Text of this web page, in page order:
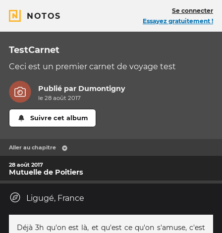
NOTOS
Se connecter
Essayez gratuitement !
TestCarnet
Ceci est un premier carnet de voyage test
Publié par Dumontigny
le 28 août 2017
Suivre cet album
Aller au chapitre
28 août 2017
Mutuelle de Poitiers
Ligugé, France
Déjà 3h qu'on est là, et qu'est ce qu'on s'amuse, c'est